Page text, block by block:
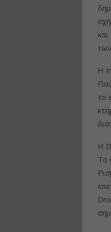
Η
το
H
Το